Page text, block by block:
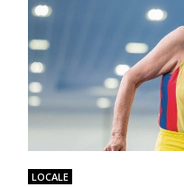
LOCALE